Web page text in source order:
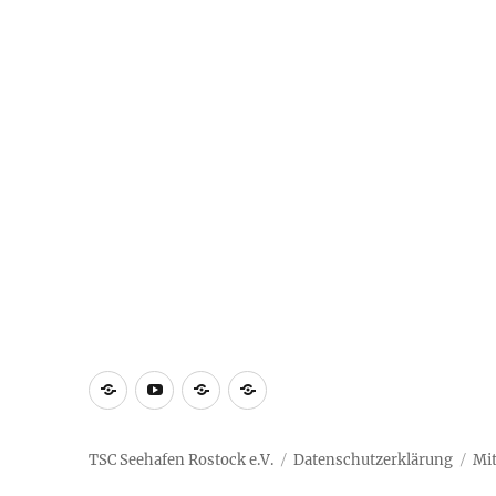
Vereinsnews
Wir
auf
Youtube
VorstandImpressum
TSC Seehafen Rostock e.V. Datenschutzerklärung